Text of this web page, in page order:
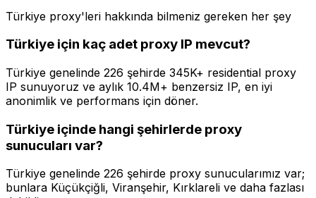
Türkiye proxy'leri hakkında bilmeniz gereken her şey
Türkiye için kaç adet proxy IP mevcut?
Türkiye genelinde 226 şehirde 345K+ residential proxy
IP sunuyoruz ve aylık 10.4M+ benzersiz IP, en iyi
anonimlik ve performans için döner.
Türkiye içinde hangi şehirlerde proxy
sunucuları var?
Türkiye genelinde 226 şehirde proxy sunucularımız var;
bunlara Küçükçiğli, Viranşehir, Kırklareli ve daha fazlası